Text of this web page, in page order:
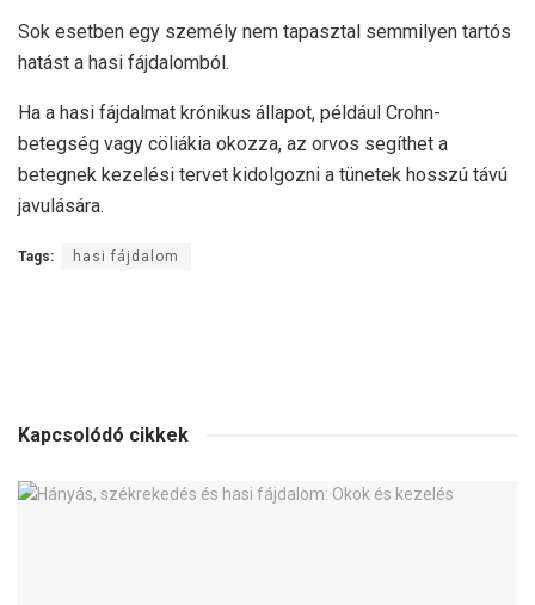
Sok esetben egy személy nem tapasztal semmilyen tartós
hatást a hasi fájdalomból.
Ha a hasi fájdalmat krónikus állapot, például Crohn-
betegség vagy cöliákia okozza, az orvos segíthet a
betegnek kezelési tervet kidolgozni a tünetek hosszú távú
javulására.
Tags: hasi fájdalom
Kapcsolódó cikkek